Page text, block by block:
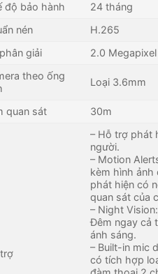
IP AI Full Color 4MP
KX-CAiF4003N2-
Còn hàng - Giao nhanh
độ bảo hành
24 tháng
nén
H.265
giải
2.0 Megapixel
theo ống
Loại 3.6mm
quan sát 30m
– Hỗ trợ phát
người.
– Motion
kèm hình
phát hiện có
quan sát của
– Night
Đêm ngay cả
ánh sáng.
– Built-in mic
có tích hợp